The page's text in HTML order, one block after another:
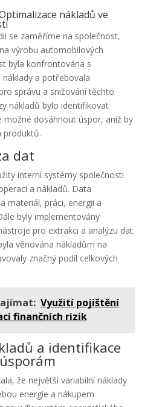
nákladů ve
se zaměříme na společnost,
výrobu automobilových
byla konfrontována s
a potřebovala
správu a snižování těchto
nákladů bylo identifikovat
možné dosáhnout úspor, aniž by
produktů.
dat
interní systémy společnosti
a nákladů. Data
materiál, práci, energii a
byly implementovány
pro extrakci a analýzu dat.
věnována nákladům na
značný podíl celkových
Využití pojištění
finančních rizik
a identifikace
že největší variabilní náklady
energie a nákupem